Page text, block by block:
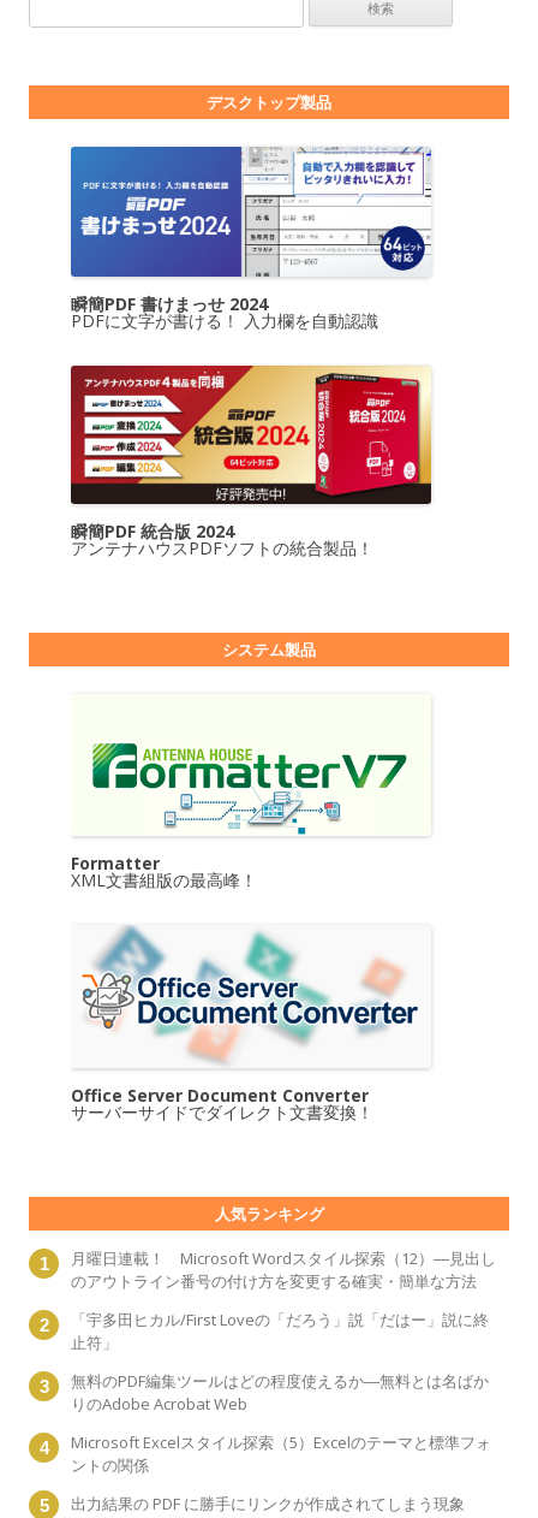
デスクトップ製品
瞬簡PDF 書けまっせ 2024
PDFに文字が書ける！ 入力欄を自動認識
瞬簡PDF 統合版 2024
アンテナハウスPDFソフトの統合製品！
システム製品
Formatter
XML文書組版の最高峰！
Office Server Document Converter
サーバーサイドでダイレクト文書変換！
人気ランキング
月曜日連載！ Microsoft Wordスタイル探索（12）―見出し
のアウトライン番号の付け方を変更する確実・簡単な方法
「宇多田ヒカル/First Loveの「だろう」説「だはー」説に終
止符」
無料のPDF編集ツールはどの程度使えるか―無料とは名ばか
りのAdobe Acrobat Web
Microsoft Excelスタイル探索（5）Excelのテーマと標準フォ
ントの関係
出力結果の PDF に勝手にリンクが作成されてしまう現象